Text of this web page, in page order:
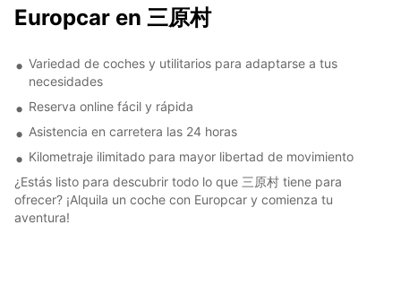
Europcar en 三原村
Variedad de coches y utilitarios para adaptarse a tus
necesidades
Reserva online fácil y rápida
Asistencia en carretera las 24 horas
Kilometraje ilimitado para mayor libertad de movimiento
¿Estás listo para descubrir todo lo que 三原村 tiene para
ofrecer? ¡Alquila un coche con Europcar y comienza tu
aventura!